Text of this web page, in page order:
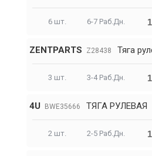
6 шт. 6-7 Раб.Дн.
ZENTPARTS Z28438 Тяга
3 шт. 3-4 Раб.Дн.
4U BWE35666 ТЯГА РУЛЕВАЯ
2 шт. 2-5 Раб.Дн.